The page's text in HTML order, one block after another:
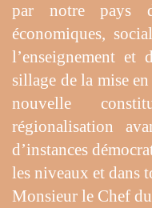
par notre pays
économiques,
l’enseignement et
sillage de la mise
nouvelle
régionalisation
d’instances
les niveaux et dans
Monsieur le Chef